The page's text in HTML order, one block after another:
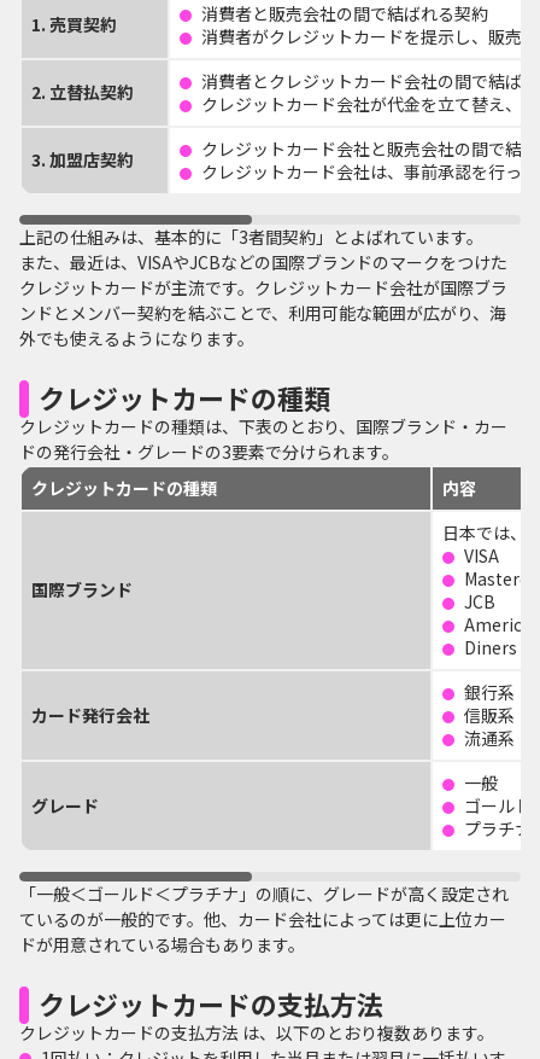
1. 売買契約
消費者と販売会社の間で結ばれる契約
消費者がクレジットカードを提示し、販売
2. 立替払契約
消費者とクレジットカード会社の間で結ば
クレジットカード会社が代金を立て替え、
3. 加盟店契約
クレジットカード会社と販売会社の間で結
クレジットカード会社は、事前承認を行っ
上記の仕組みは、基本的に「3者間契約」とよばれています。
また、最近は、VISAやJCBなどの国際ブランドのマークをつけた
クレジットカードが主流です。クレジットカード会社が国際ブラ
ンドとメンバー契約を結ぶことで、利用可能な範囲が広がり、海
外でも使えるようになります。
クレジットカードの種類
クレジットカードの種類は、下表のとおり、国際ブランド・カー
ドの発行会社・グレードの3要素で分けられます。
クレジットカードの種類
内容
国際ブランド
日本では、
VISA
JCB
Diners
カード発行会社
銀行系
信販系
流通系
グレード
一般
ゴールド
プラチ
「一般＜ゴールド＜プラチナ」の順に、グレードが高く設定され
ているのが一般的です。他、カード会社によっては更に上位カー
ドが用意されている場合もあります。
クレジットカードの支払方法
クレジットカードの支払方法 は、以下のとおり複数あります。